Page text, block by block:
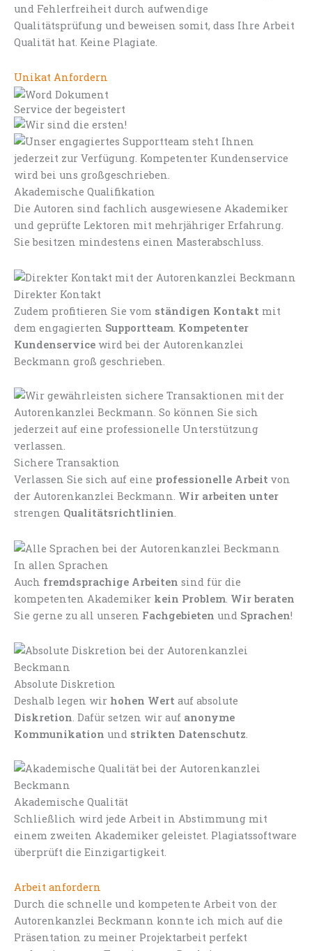
und Fehlerfreiheit durch aufwendige
Qualitätsprüfung und beweisen somit, dass Ihre Arbeit
Qualität hat. Keine Plagiate.
Unikat Anfordern
Service der begeistert
Akademische Qualifikation
Die Autoren sind fachlich ausgewiesene Akademiker
und geprüfte Lektoren mit mehrjähriger Erfahrung.
Sie besitzen mindestens einen Masterabschluss.
Direkter Kontakt
Zudem profitieren Sie vom ständigen Kontakt mit
dem engagierten Supportteam. Kompetenter
Kundenservice wird bei der Autorenkanzlei
Beckmann groß geschrieben.
Sichere Transaktion
Verlassen Sie sich auf eine professionelle Arbeit von
der Autorenkanzlei Beckmann. Wir arbeiten unter
strengen Qualitätsrichtlinien.
In allen Sprachen
Auch fremdsprachige Arbeiten sind für die
kompetenten Akademiker kein Problem. Wir beraten
Sie gerne zu all unseren Fachgebieten und Sprachen!
Absolute Diskretion
Deshalb legen wir hohen Wert auf absolute
Diskretion . Dafür setzen wir auf anonyme
Kommunikation und strikten Datenschutz
Akademische Qualität
Schließlich wird jede Arbeit in Abstimmung mit
einem zweiten Akademiker geleistet. Plagiatssoftware
überprüft die Einzigartigkeit.
Arbeit anfordern
Durch die schnelle und kompetente Arbeit von der
Autorenkanzlei Beckmann konnte ich mich auf die
Präsentation zu meiner Projektarbeit perfekt